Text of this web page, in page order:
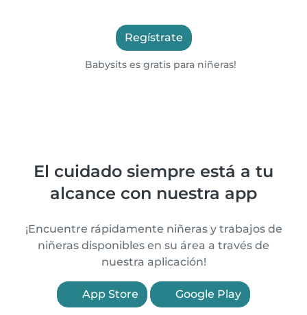
Regístrate
Babysits es gratis para niñeras!
El cuidado siempre está a tu
alcance con nuestra app
¡Encuentre rápidamente niñeras y trabajos de
niñeras disponibles en su área a través de
nuestra aplicación!
App Store Google Play